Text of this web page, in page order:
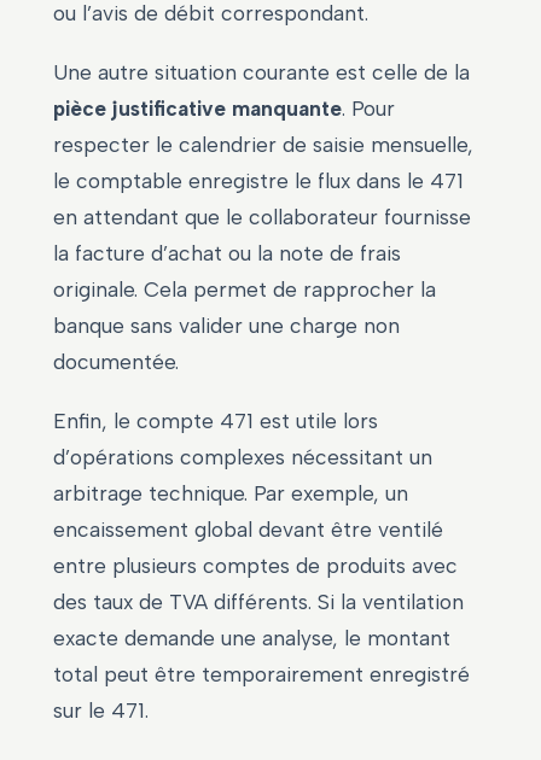
ou l’avis de débit correspondant.
Une autre situation courante est celle de la
pièce justificative manquante. Pour
respecter le calendrier de saisie mensuelle,
le comptable enregistre le flux dans le 471
en attendant que le collaborateur fournisse
la facture d’achat ou la note de frais
originale. Cela permet de rapprocher la
banque sans valider une charge non
documentée.
Enfin, le compte 471 est utile lors
d’opérations complexes nécessitant un
arbitrage technique. Par exemple, un
encaissement global devant être ventilé
entre plusieurs comptes de produits avec
des taux de TVA différents. Si la ventilation
exacte demande une analyse, le montant
total peut être temporairement enregistré
sur le 471.